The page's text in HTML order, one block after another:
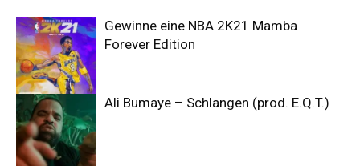
Gewinne eine NBA 2K21 Mamba
Forever Edition
Ali Bumaye – Schlangen (prod. E.Q.T.)